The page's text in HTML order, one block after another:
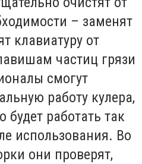
– заменят
клавиатуру от
частиц грязи
смогут
работу кулера,
будет работать так
использования. Во
они проверят,